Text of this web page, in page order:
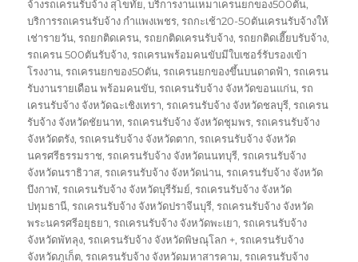
จ้างรถเครนรับจ้าง สุโขทัย,บริการงานเหมาเครนยกของ500ตัน,
บริการรถเครนรับจ้าง กำแพงเพชร,รถกะเช้า20-50ตันเครนรับจ้างให้
เช่ารายวัน,รถยกติดเครน,รถยกติดเครนรับจ้าง,รถยกติดเฮี๊ยบรับจ้าง,
รถเครน 500ตันรับจ้าง,รถเครนพร้อมคนขับมีใบเซอร์รับรองเข้า
โรงงาน,รถเครนยกของ50ตัน,รถเครนยกของขึ้นบนดาดฟ้า,รถเครน
รับงานรายเดือน พร้อมคนขับ,รถเครนรับจ้าง จังหวัดขอนแก่น,รถ
เครนรับจ้าง จังหวัดฉะเชิงเทรา,รถเครนรับจ้าง จังหวัดชลบุรี,รถเครน
รับจ้าง จังหวัดชัยนาท,รถเครนรับจ้าง จังหวัดชุมพร,รถเครนรับจ้าง
จังหวัดตรัง,รถเครนรับจ้าง จังหวัดตาก,รถเครนรับจ้าง จังหวัด
นครศรีธรรมราช,รถเครนรับจ้าง จังหวัดนนทบุรี,รถเครนรับจ้าง
จังหวัดนราธิวาส,รถเครนรับจ้าง จังหวัดน่าน,รถเครนรับจ้าง จังหวัด
บึงกาฬ,รถเครนรับจ้าง จังหวัดบุรีรัมย์,รถเครนรับจ้าง จังหวัด
ปทุมธานี,รถเครนรับจ้าง จังหวัดปราจีนบุรี,รถเครนรับจ้าง จังหวัด
พระนครศรีอยุธยา,รถเครนรับจ้าง จังหวัดพะเยา,รถเครนรับจ้าง
จังหวัดพัทลุง,รถเครนรับจ้าง จังหวัดพิษณุโลก +,รถเครนรับจ้าง
จังหวัดภูเก็ต,รถเครนรับจ้าง จังหวัดมหาสารคาม,รถเครนรับจ้าง